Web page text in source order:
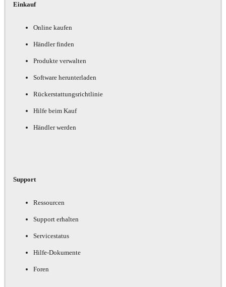
Einkauf
Online kaufen
Händler finden
Produkte verwalten
Software herunterladen
Rückerstattungsrichtlinie
Hilfe beim Kauf
Händler werden
Support
Ressourcen
Support erhalten
Servicestatus
Hilfe-Dokumente
Foren